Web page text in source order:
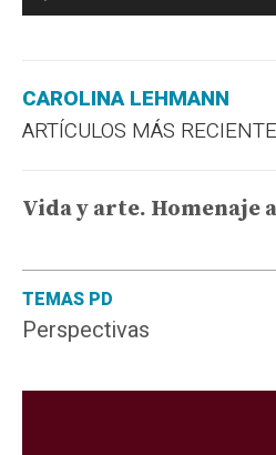
TEMAS PD
Perspectivas
CAROLINA LEHMANN
ARTÍCULOS MÁS
Vida y arte. Homenaje